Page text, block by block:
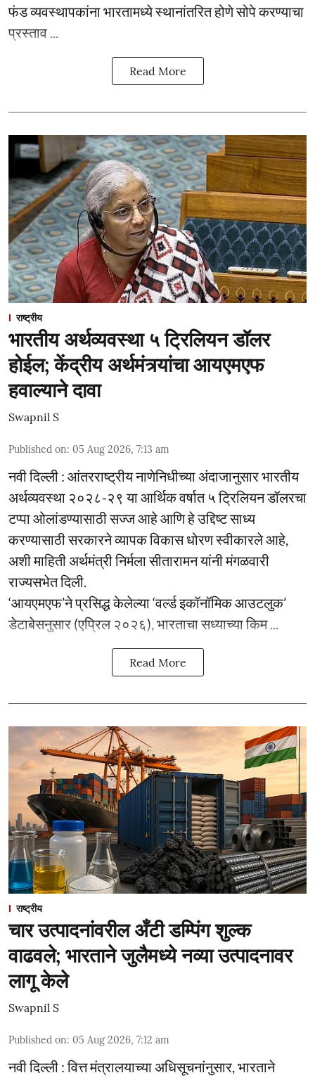
फंड व्यवस्थापकांना भारतामध्ये स्थानांतरित होणे सोपे करण्याचा
प्रस्ताव ...
Read More
राष्ट्रीय
भारतीय अर्थव्यवस्था ५ ट्रिलियन डॉलर
होईल; केंद्रीय अर्थमंत्र्यांचा आयएमएफ
हवाल्याने दावा
Swapnil S
Published on: 05 Aug 2026, 7:13 am
नवी दिल्ली : आंतरराष्ट्रीय नाणेनिधीच्या अंदाजानुसार भारतीय
अर्थव्यवस्था २०२८-२९ या आर्थिक वर्षात ५ ट्रिलियन डॉलरचा
टप्पा ओलांडण्यासाठी सज्ज आहे आणि हे उद्दिष्ट साध्य
करण्यासाठी सरकारने व्यापक विकास धोरण स्वीकारले आहे,
अशी माहिती अर्थमंत्री निर्मला सीतारामन यांनी मंगळवारी
राज्यसभेत दिली.
‘आयएमएफ’ने प्रसिद्ध केलेल्या ‘वर्ल्ड इकॉनॉमिक आउटलुक’
डेटाबेसनुसार (एप्रिल २०२६), भारताचा सध्याच्या किम ...
Read More
राष्ट्रीय
चार उत्पादनांवरील अँटी डम्पिंग शुल्क
वाढवले; भारताने जुलैमध्ये नव्या उत्पादनावर
लागू केले
Swapnil S
Published on: 05 Aug 2026, 7:12 am
नवी दिल्ली : वित्त मंत्रालयाच्या अधिसूचनांनुसार, भारताने